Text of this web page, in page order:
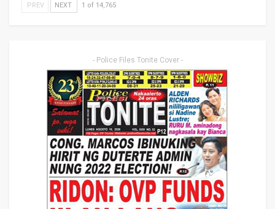
PREV NEXT 1 of 14,765
- Police Files Tonite Cover -